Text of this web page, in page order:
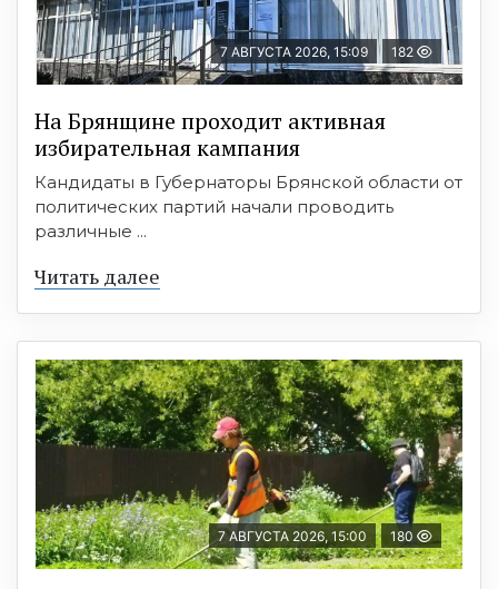
7 АВГУСТА 2026, 15:09 182
На Брянщине проходит активная
избирательная кампания
Кандидаты в Губернаторы Брянской области от
политических партий начали проводить
различные ...
Читать далее
7 АВГУСТА 2026, 15:00 180